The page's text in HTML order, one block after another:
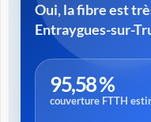
Oui, la fibre est
Entraygues-sur-
95,58 %
couverture FTTH